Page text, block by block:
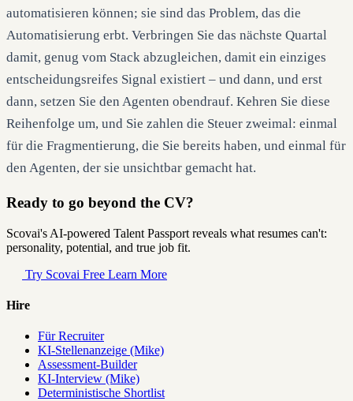
automatisieren können; sie sind das Problem, das die
Automatisierung erbt. Verbringen Sie das nächste Quartal
damit, genug vom Stack abzugleichen, damit ein einziges
entscheidungsreifes Signal existiert – und dann, und erst
dann, setzen Sie den Agenten obendrauf. Kehren Sie diese
Reihenfolge um, und Sie zahlen die Steuer zweimal: einmal
für die Fragmentierung, die Sie bereits haben, und einmal für
den Agenten, der sie unsichtbar gemacht hat.
Ready to go beyond the CV?
Scovai's AI-powered Talent Passport reveals what resumes can't:
personality, potential, and true job fit.
Try Scovai Free Learn More
Hire
Für Recruiter
KI-Stellenanzeige (Mike)
Assessment-Builder
KI-Interview (Mike)
Deterministische Shortlist